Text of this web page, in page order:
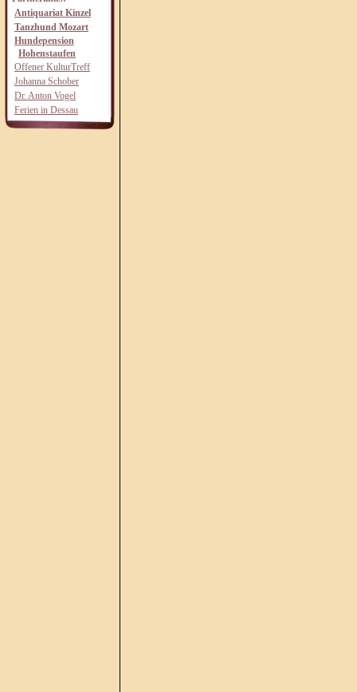
Antiquariat Kinzel
Tanzhund Mozart
Hundepension
Hohenstaufen
Offener KulturTreff
Johanna Schober
Dr. Anton Vogel
Ferien in Dessau